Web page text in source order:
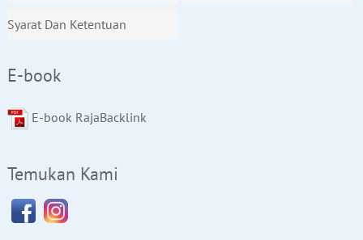
Syarat Dan Ketentuan
E-book
E-book RajaBacklink
Temukan Kami